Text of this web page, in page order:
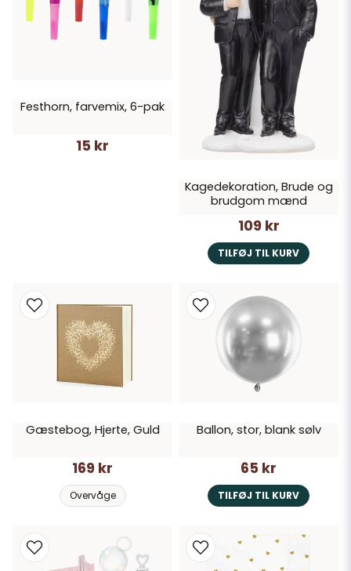
Festhorn, farvemix, 6-pak
15 kr
Kagedekoration, Brude og
brudgom mænd
109 kr
TILFØJ TIL KURV
Gæstebog, Hjerte, Guld
169 kr
Overvåge
Ballon, stor, blank sølv
65 kr
TILFØJ TIL KURV